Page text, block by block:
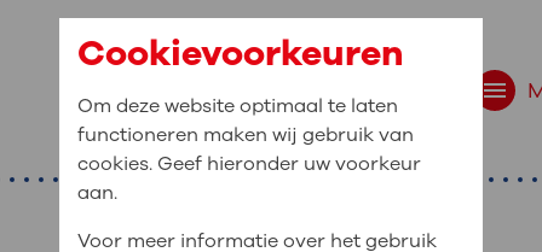
Cookievoorkeuren
Om deze website optimaal te laten
functioneren maken wij gebruik van
cookies. Geef hieronder uw voorkeur
aan.
Voor meer informatie over het gebruik